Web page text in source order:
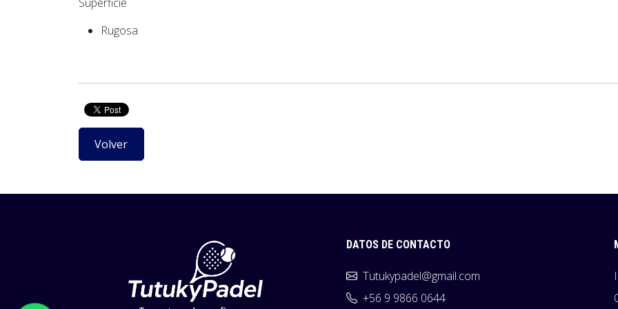
Rugosa
Volver
DATOS DE CONTACTO
Tutukypadel@gmail.com
+56 9 9866 0644